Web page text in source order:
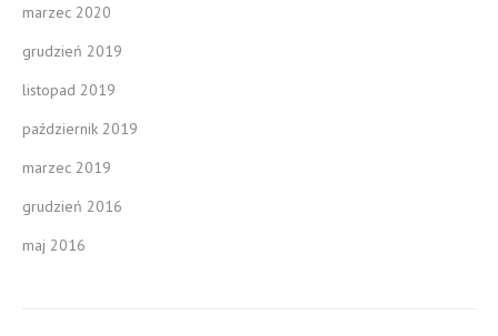
marzec 2020
grudzień 2019
listopad 2019
październik 2019
marzec 2019
grudzień 2016
maj 2016